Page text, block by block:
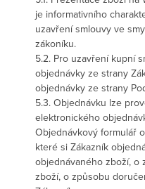
je informativního
uzavření smlouvy ve
zákoníku.
5.2. Pro uzavření kupní
objednávky ze strany
objednávky ze strany
5.3. Objednávku lze
elektronického
Objednávkový formulář
které si Zákazník
objednávaného zboží, o
zboží, o způsobu